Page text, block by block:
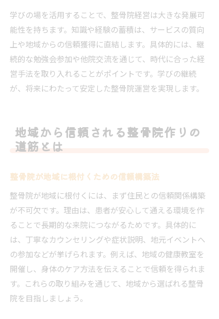
学びの場を活用することで、整骨院経営は大きな発展可
能性を持ちます。知識や経験の蓄積は、サービスの質向
上や地域からの信頼獲得に直結します。具体的には、継
続的な勉強会参加や他院交流を通じて、時代に合った経
営手法を取り入れることがポイントです。学びの継続
が、将来にわたって安定した整骨院運営を実現します。
地域から信頼される整骨院作りの
道筋とは
整骨院が地域に根付くための信頼構築法
整骨院が地域に根付くには、まず住民との信頼関係構築
が不可欠です。理由は、患者が安心して通える環境を作
ることで長期的な来院につながるためです。具体的に
は、丁寧なカウンセリングや症状説明、地元イベントへ
の参加などが挙げられます。例えば、地域の健康教室を
開催し、身体のケア方法を伝えることで信頼を得られま
す。これらの取り組みを通じて、地域から選ばれる整骨
院を目指しましょう。